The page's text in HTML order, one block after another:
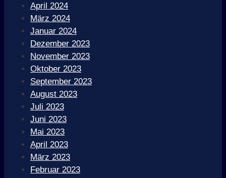
April 2024
März 2024
Januar 2024
Dezember 2023
November 2023
Oktober 2023
September 2023
August 2023
Juli 2023
Juni 2023
Mai 2023
April 2023
März 2023
Februar 2023